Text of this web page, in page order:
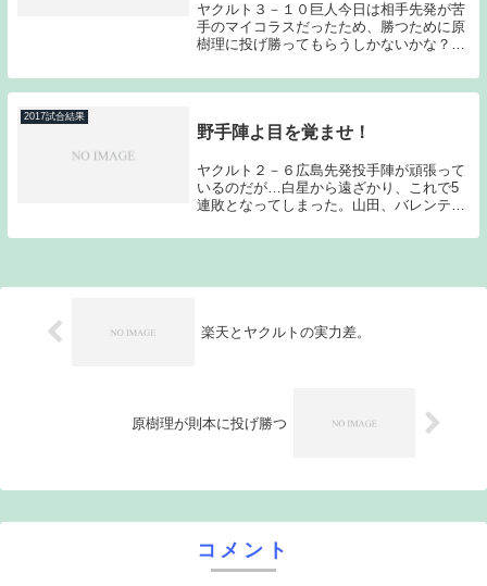
ヤクルト３－１０巨人今日は相手先発が苦
手のマイコラスだったため、勝つために原
樹理に投げ勝ってもらうしかないかな？と
切れなかった。タイトルの通りなのだが、
原樹理は2勝7敗の投手ではないと感じる。
2017試合結果
野手陣よ目を覚ませ！
ヤクルト２－６広島先発投手陣が頑張って
いるのだが…白星から遠ざかり、これで5
連敗となってしまった。山田、バレンティ
点力不足に悩まされている。そして昨日に
楽天とヤクルトの実力差。
原樹理が則本に投げ勝つ
コメント